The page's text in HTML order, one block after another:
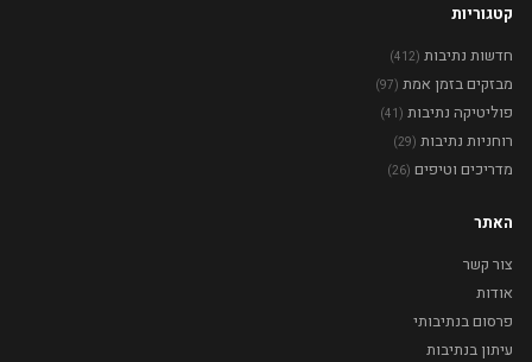
קטגוריות
חדשות נתיבות (412)
מבזקים בזמן אמת (97)
פוליטיקה נתיבות (41)
רוחניות נתיבות (29)
מדריכים וטיפים (26)
האתר
צור קשר
אודות
פרסום בנתיבותי
עיתון בנתיבות